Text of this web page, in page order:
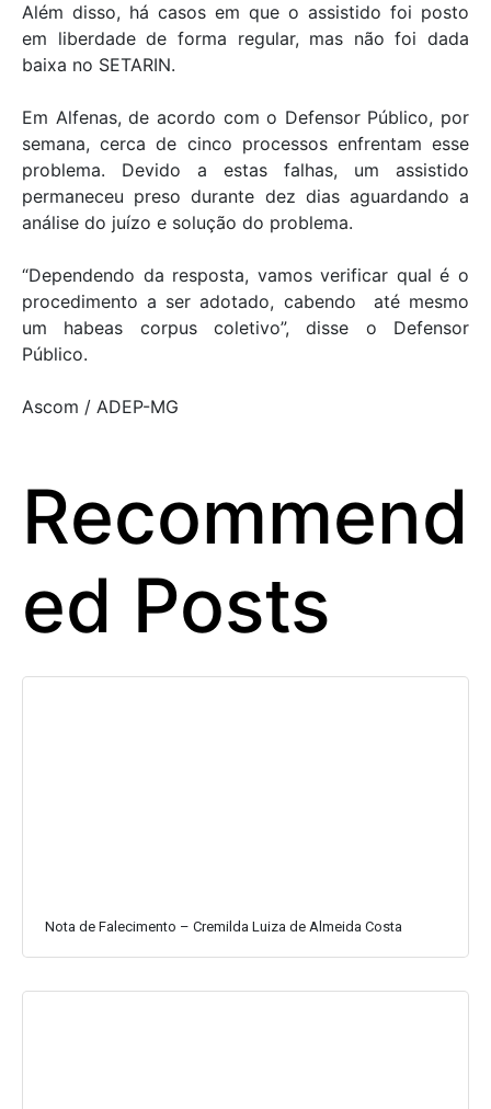
Além disso, há casos em que o assistido foi posto
em liberdade de forma regular, mas não foi dada
baixa no SETARIN.
Em Alfenas, de acordo com o Defensor Público, por
semana, cerca de cinco processos enfrentam esse
problema. Devido a estas falhas, um assistido
permaneceu preso durante dez dias aguardando a
análise do juízo e solução do problema.
“Dependendo da resposta, vamos verificar qual é o
procedimento a ser adotado, cabendo até mesmo
um habeas corpus coletivo”, disse o Defensor
Público.
Ascom / ADEP-MG
Recommend
ed Posts
Nota de Falecimento – Cremilda Luiza de Almeida Costa